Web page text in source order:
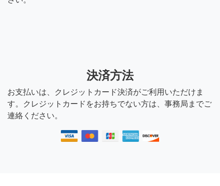
決済方法
お支払いは、クレジットカード決済がご利用いただけま
す。クレジットカードをお持ちでない方は、事務局までご
連絡ください。